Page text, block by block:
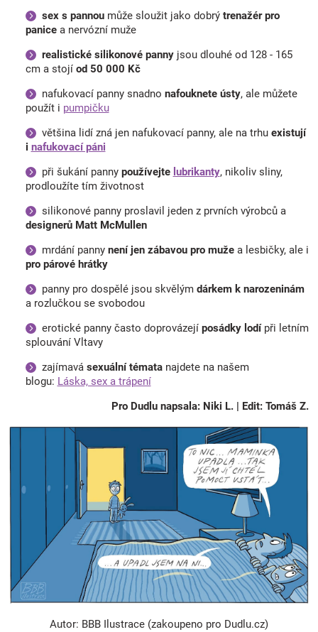
sex s pannoumůže sloužit jako dobrý trenažér pro
panicea nervózní muže
realistické silikonové pannyjsou dlouhé od 128 - 165
cm a stojí od 50 000 Kč
nafukovací panny snadno nafouknete ústy, ale můžete
použít i pumpičku
většina lidí zná jen nafukovací panny, ale na trhuexistují
i nafukovací páni
při šukání panny používejte lubrikanty, nikoliv sliny,
prodloužíte tím životnost
silikonové panny proslavil jeden z prvních výrobců a
designerů Matt McMullen
mrdání panny není jen zábavou pro mužea lesbičky, ale i
pro párové hrátky
panny pro dospělé jsou skvělým dárkem k narozeninám
a rozlučkou se svobodou
erotické panny často doprovázejí posádky lodípři letním
splouvání Vltavy
zajímavá sexuální tématanajdete na našem
blogu: Láska, sex a trápení
Pro Dudlu napsala: Niki L. | Edit: Tomáš Z.
Autor: BBB Ilustrace (zakoupeno pro Dudlu.cz)